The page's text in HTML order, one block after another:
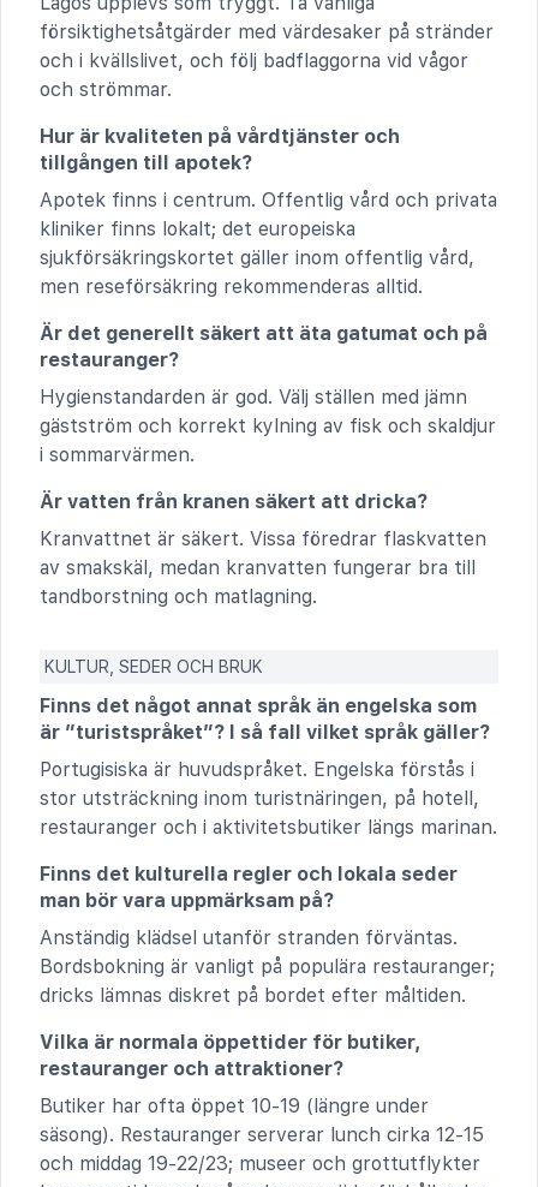
försiktighetsåtgärder med värdesaker på stränder
och i kvällslivet, och följ badflaggorna vid vågor
och strömmar.
Hur är kvaliteten på vårdtjänster och
tillgången till apotek?
Apotek finns i centrum. Offentlig vård och privata
kliniker finns lokalt; det europeiska
sjukförsäkringskortet gäller inom offentlig vård,
men reseförsäkring rekommenderas alltid.
Är det generellt säkert att äta gatumat och på
restauranger?
Hygienstandarden är god. Välj ställen med jämn
gästström och korrekt kylning av fisk och skaldjur
i sommarvärmen.
Är vatten från kranen säkert att dricka?
Kranvattnet är säkert. Vissa föredrar flaskvatten
av smakskäl, medan kranvatten fungerar bra till
tandborstning och matlagning.
KULTUR, SEDER OCH BRUK
Finns det något annat språk än engelska som
är ”turistspråket”? I så fall vilket språk gäller?
Portugisiska är huvudspråket. Engelska förstås i
stor utsträckning inom turistnäringen, på hotell,
restauranger och i aktivitetsbutiker längs marinan.
Finns det kulturella regler och lokala seder
man bör vara uppmärksam på?
Anständig klädsel utanför stranden förväntas.
Bordsbokning är vanligt på populära restauranger;
dricks lämnas diskret på bordet efter måltiden.
Vilka är normala öppettider för butiker,
restauranger och attraktioner?
Butiker har ofta öppet 10-19 (längre under
säsong). Restauranger serverar lunch cirka 12-15
och middag 19-22/23; museer och grottutflykter